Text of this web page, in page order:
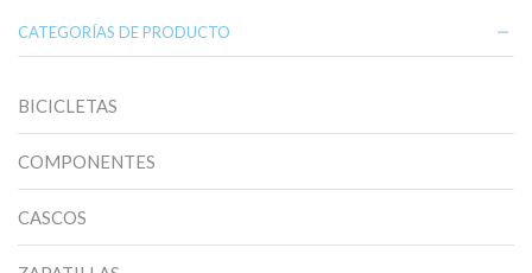
producto
CATEGORÍAS DE PRODUCTO
BICICLETAS
COMPONENTES
CASCOS